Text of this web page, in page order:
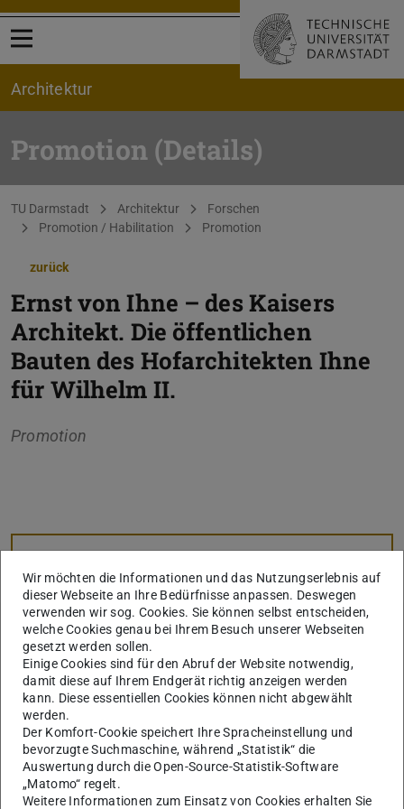
Menü öffnen
Architektur
Promotion (Details)
Sie befinden sich hier:
TU Darmstadt Architektur
Forschen
Promotion / Habilitation
Promotion
zurück
Ernst von Ihne – des Kaisers
Architekt. Die öffentlichen
Bauten des Hofarchitekten Ihne
für Wilhelm II.
Promotion
KONTAKT
Weitere Daten
Ausgeschrieben am
02.05.2017
Angenommen am
Eingereicht am
07.02.2023
Disputation am
Wir möchten die Informationen und das Nutzungserlebnis auf
dieser Webseite an Ihre Bedürfnisse anpassen. Deswegen
verwenden wir sog. Cookies. Sie können selbst entscheiden,
welche Cookies genau bei Ihrem Besuch unserer Webseiten
gesetzt werden sollen.
Einige Cookies sind für den Abruf der Website notwendig,
damit diese auf Ihrem Endgerät richtig anzeigen werden
kann. Diese essentiellen Cookies können nicht abgewählt
werden.
Der Komfort-Cookie speichert Ihre Spracheinstellung und
bevorzugte Suchmaschine, während „Statistik“ die
Auswertung durch die Open-Source-Statistik-Software
„Matomo“ regelt.
Weitere Informationen zum Einsatz von Cookies erhalten Sie